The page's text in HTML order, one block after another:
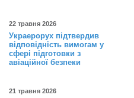
22 травня 2026
Украерорух підтвердив
відповідність вимогам у
сфері підготовки з
авіаційної безпеки
21 травня 2026